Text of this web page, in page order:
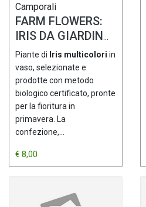
Camporali
FARM FLOWERS:
IRIS DA GIARDINO
biologici IN VASO -
confezioni
natalizie
Piante di Iris multicolori in
vaso, selezionate e
prodotte con metodo
biologico certificato, pronte
per la fioritura in
primavera. La
confezione,...
€ 8,00